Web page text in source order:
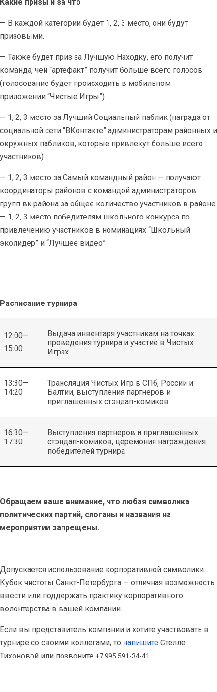
Какие призы и за что
— В каждой категории будет 1, 2, 3 место, они будут
призовыми.
— Также будет приз за Лучшую Находку, его получит
команда, чей “артефакт” получит больше всего голосов
(голосование будет происходить в мобильном
приложении “Чистые Игры”)
— 1, 2, 3 место за Лучший Социальный паблик (награда от
социальной сети “ВКонтакте” администраторам районных и
окружных пабликов, которые привлекут больше всего
участников)
— 1, 2, 3 место за Самый командный район — получают
координаторы районов с командой администраторов
групп вк района за общее количество участников в районе
— 1, 2, 3 место победителям школьного конкурса по
привлечению участников в номинациях “Школьный
эколидер” и “Лучшее видео”
Расписание турнира
12:00—
15:00
Выдача инвентаря участникам на точках
проведения турнира и участие в Чистых
Играх
13:30—
14:20
Трансляция Чистых Игр в СПб, России и
Балтии, выступления партнеров и
приглашенных стэндап-комиков
16:30—
17:30
Выступления партнеров и приглашенных
стэндап-комиков, церемония награждения
победителей турнира
Обращаем ваше внимание, что любая символика
политических партий, слоганы и названия на
мероприятии запрещены.
Допускается использование корпоративной символики.
Кубок чистоты Санкт-Петербурга — отличная возможность
ввести или поддержать практику корпоративного
волонтерства в вашей компании.
Если вы представитель компании и хотите участвовать в
турнире со своими коллегами, то напишите Стелле
Тихоновой или позвоните +7 995 591-34-41 .